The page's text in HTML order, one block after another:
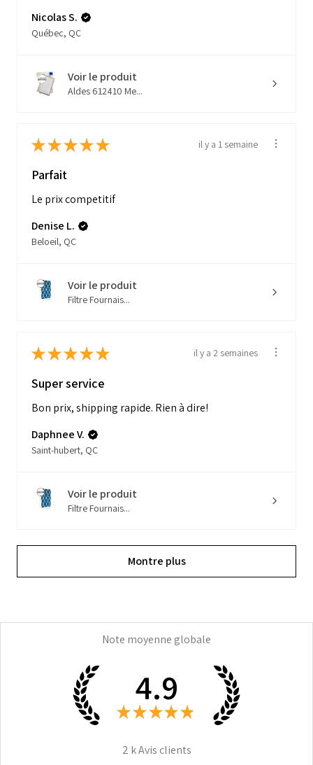
Nicolas S.
Québec, QC
Voir le produit
Aldes 612410 Me...
★★★★★ il y a 1 semaine
Parfait
Le prix competitif
Denise L.
Beloeil, QC
Voir le produit
Filtre Fournais...
★★★★★ il y a 2 semaines
Super service
Bon prix, shipping rapide. Rien à dire!
Daphnee V.
Saint-hubert, QC
Voir le produit
Filtre Fournais...
Montre plus
Note moyenne globale
4.9
★ ★ ★ ★ ★
2 kAvis clients